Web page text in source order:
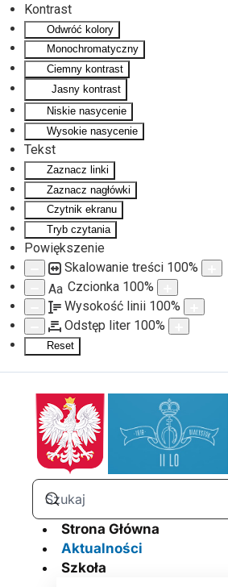
Kontrast
Odwróć kolory
Monochromatyczny
Ciemny kontrast
Jasny kontrast
Niskie nasycenie
Wysokie nasycenie
Tekst
Zaznacz linki
Zaznacz nagłówki
Czytnik ekranu
Tryb czytania
Powiększenie
Skalowanie treści 100%
Aa Czcionka 100%
Wysokość linii 100%
Odstęp liter 100%
Reset
Strona Główna
Aktualności
Szkoła